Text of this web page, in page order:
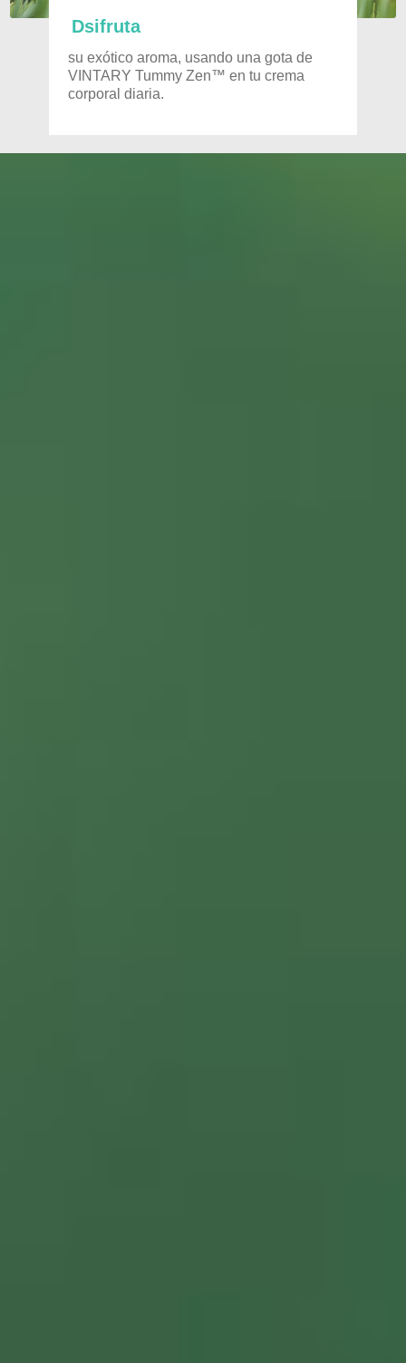
Dsifruta
su exótico aroma, usando una gota de
VINTARY Tummy Zen™ en tu crema
corporal diaria.